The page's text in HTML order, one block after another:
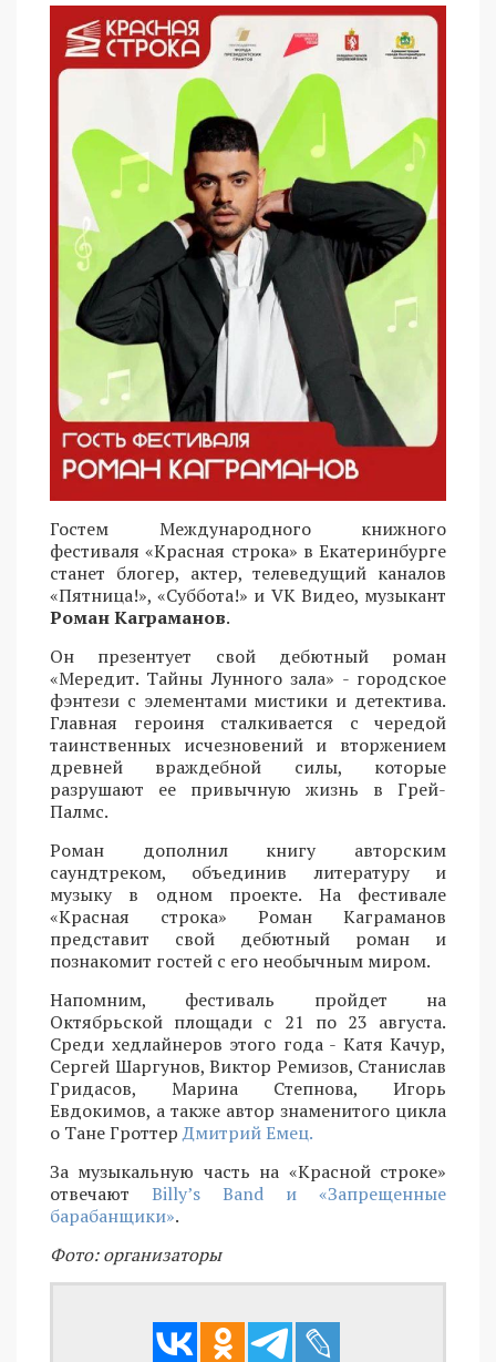
Гостем Международного книжного
фестиваля «Красная строка» в Екатеринбурге
станет блогер, актер, телеведущий каналов
«Пятница!», «Суббота!» и VK Видео, музыкант
Роман Каграманов.
Он презентует свой дебютный роман
«Мередит. Тайны Лунного зала» - городское
фэнтези с элементами мистики и детектива.
Главная героиня сталкивается с чередой
таинственных исчезновений и вторжением
древней враждебной силы, которые
разрушают ее привычную жизнь в Грей-
Палмс.
Роман дополнил книгу авторским
саундтреком, объединив литературу и
музыку в одном проекте. На фестивале
«Красная строка» Роман Каграманов
представит свой дебютный роман и
познакомит гостей с его необычным миром.
Напомним, фестиваль пройдет на
Октябрьской площади с 21 по 23 августа.
Среди хедлайнеров этого года - Катя Качур,
Сергей Шаргунов, Виктор Ремизов, Станислав
Гридасов, Марина Степнова, Игорь
Евдокимов, а также автор знаменитого цикла
о Тане ГроттерДмитрий Емец.
За музыкальную часть на «Красной строке»
отвечают Billy’s Band и «Запрещенные
барабанщики».
Фото: организаторы